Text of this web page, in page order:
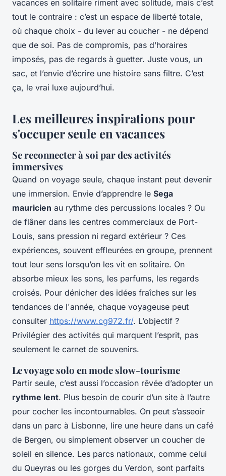
vacances en solitaire riment avec solitude, mais c’est
tout le contraire : c’est un espace de liberté totale,
où chaque choix - du lever au coucher - ne dépend
que de soi. Pas de compromis, pas d’horaires
imposés, pas de regards à guetter. Juste vous, un
sac, et l’envie d’écrire une histoire sans filtre. C’est
ça, le vrai luxe aujourd’hui.
Les meilleures inspirations pour
s'occuper seule en vacances
Se reconnecter à soi par des activités
immersives
Quand on voyage seule, chaque instant peut devenir
une immersion. Envie d’apprendre le Sega
mauricien au rythme des percussions locales ? Ou
de flâner dans les centres commerciaux de Port-
Louis, sans pression ni regard extérieur ? Ces
expériences, souvent effleurées en groupe, prennent
tout leur sens lorsqu’on les vit en solitaire. On
absorbe mieux les sons, les parfums, les regards
croisés. Pour dénicher des idées fraîches sur les
tendances de l'année, chaque voyageuse peut
consulter https://www.cg972.fr/. L’objectif ?
Privilégier des activités qui marquent l’esprit, pas
seulement le carnet de souvenirs.
Le voyage solo en mode slow-tourisme
Partir seule, c’est aussi l’occasion rêvée d’adopter un
rythme lent. Plus besoin de courir d’un site à l’autre
pour cocher les incontournables. On peut s’asseoir
dans un parc à Lisbonne, lire une heure dans un café
de Bergen, ou simplement observer un coucher de
soleil en silence. Les parcs nationaux, comme celui
du Queyras ou les gorges du Verdon, sont parfaits